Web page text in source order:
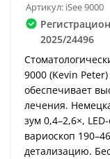
Артикул: iSee 9000
2025/24496
9000 (Kevin
обеспечивает
лечения.
зум 0,4–2,6×,
вариоскоп
детализацию.